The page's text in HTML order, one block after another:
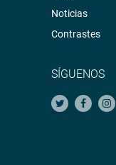
Noticias
Contrastes
SÍGUENOS